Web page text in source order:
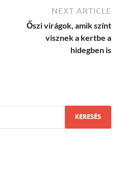
NEXT ARTICLE
Őszi virágok, amik színt
visznek a kertbe a
hidegben is